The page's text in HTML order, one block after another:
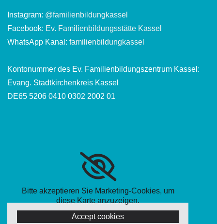
Instagram: @familienbildungkassel
Facebook: Ev. Familienbildungsstätte Kassel
WhatsApp Kanal: familienbildungkassel
Kontonummer des Ev. Familienbildungszentrum Kassel:
Evang. Stadtkirchenkreis Kassel
DE65 5206 0410 0302 2002 01
Bitte akzeptieren Sie Marketing-Cookies, um
diese Karte anzuzeigen.
Accept cookies